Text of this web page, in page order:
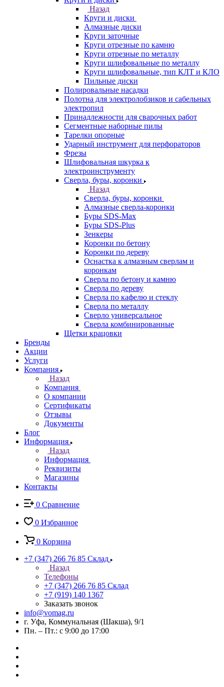
Назад
Круги и диски
Алмазные диски
Круги заточные
Круги отрезные по камню
Круги отрезные по металлу
Круги шлифовальные по металлу
Круги шлифовальные, тип КЛТ и КЛО
Пильные диски
Полировальные насадки
Полотна для электролобзиков и сабельных
электропил
Принадлежности для сварочных работ
Сегментные наборные пилы
Тарелки опорные
Ударный инструмент для перфораторов
Фрезы
Шлифовальная шкурка к
электроинструменту
Сверла, буры, коронки
Назад
Сверла, буры, коронки
Алмазные сверла-коронки
Буры SDS-Max
Буры SDS-Plus
Зенкеры
Коронки по бетону
Коронки по дереву
Оснастка к алмазным сверлам и
коронкам
Сверла по бетону и камню
Сверла по дереву
Сверла по кафелю и стеклу
Сверла по металлу
Сверло универсальное
Сверла комбинированные
Щетки крацовки
Бренды
Акции
Услуги
Компания
Назад
Компания
О компании
Сертификаты
Отзывы
Документы
Блог
Информация
Назад
Информация
Реквизиты
Магазины
Контакты
0 Сравнение
0 Избранное
0 Корзина
+7 (347) 266 76 85 Склад
Назад
Телефоны
+7 (347) 266 76 85 Склад
+7 (919) 140 1367
Заказать звонок
info@vomag.ru
г. Уфа, Коммунальная (Шакша), 9/1
Пн. – Пт.: с 9:00 до 17:00